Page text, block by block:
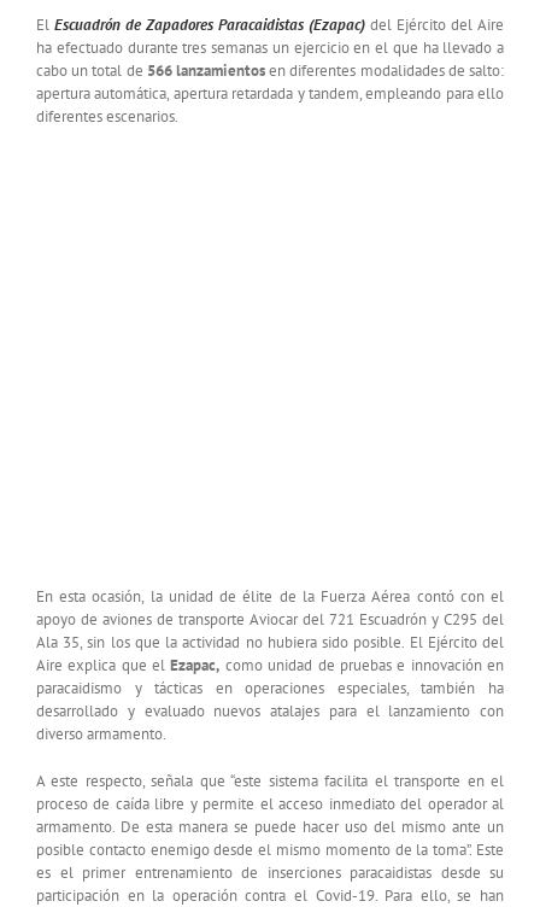
El Escuadrón de Zapadores Paracaidistas (Ezapac) del Ejército del Aire
ha efectuado durante tres semanas un ejercicio en el que ha llevado a
cabo un total de 566 lanzamientosen diferentes modalidades de salto:
apertura automática, apertura retardada y tandem, empleando para ello
diferentes escenarios.
En esta ocasión, la unidad de élite de la Fuerza Aérea contó con el
apoyo de aviones de transporte Aviocar del 721 Escuadrón y C295 del
Ala 35, sin los que la actividad no hubiera sido posible. El Ejército del
Aire explica que elEzapac, como unidad de pruebas e innovación en
paracaidismo y tácticas en operaciones especiales, también ha
desarrollado y evaluado nuevos atalajes para el lanzamiento con
diverso armamento.
A este respecto, señala que “este sistema facilita el transporte en el
proceso de caída libre y permite el acceso inmediato del operador al
armamento. De esta manera se puede hacer uso del mismo ante un
posible contacto enemigo desde el mismo momento de la toma”. Este
es el primer entrenamiento de inserciones paracaidistas desde su
participación en la operación contra el Covid-19. Para ello, se han